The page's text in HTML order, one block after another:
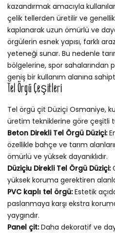
kazandırmak amacıyla
çelik tellerden üretilir ve
kaplanarak uzun ömürlü ve
örgülerin esnek yapısı, farklı
yeteneği sunar. Bu nedenle
bölgelerine, spor sahalarından
geniş bir kullanım alanına
Tel Örgü Çeşitleri
Tel örgü çit Düziçi Osmaniye,
üretim tekniklerine göre çeşitli
Beton Direkli Tel Örgü Düziçi:
özellikle bahçe ve tarım
ömürlü ve yüksek dayanıklıdır.
Düziçiu Direkli Tel Örgü Düziçi:
yüksek koruma gerektiren
PVC kaplı tel örgü:Estetik
paslanmaya karşı ekstra
yaygındır.
Panel çit:Daha dekoratif ve